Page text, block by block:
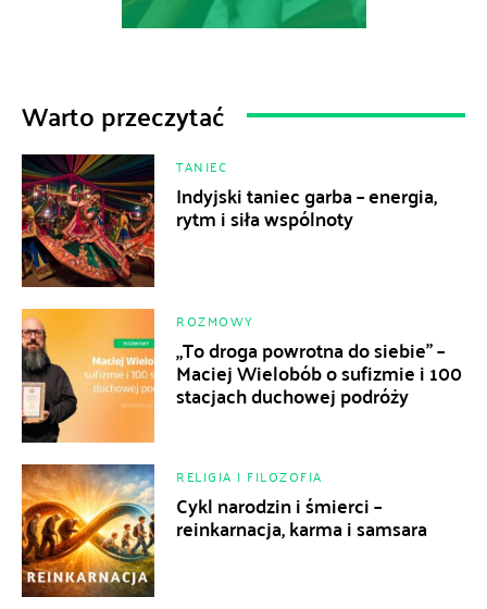
Warto przeczytać
TANIEC
Indyjski taniec garba – energia,
rytm i siła wspólnoty
ROZMOWY
„To droga powrotna do siebie” –
Maciej Wielobób o sufizmie i 100
stacjach duchowej podróży
RELIGIA I FILOZOFIA
Cykl narodzin i śmierci –
reinkarnacja, karma i samsara